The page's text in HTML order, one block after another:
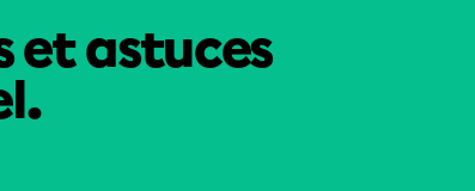
et astuces